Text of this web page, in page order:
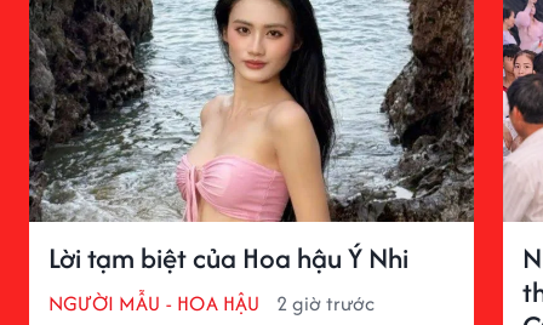
Lời tạm biệt của Hoa hậu Ý Nhi
NGƯỜI MẪU - HOA HẬU 2 giờ trước